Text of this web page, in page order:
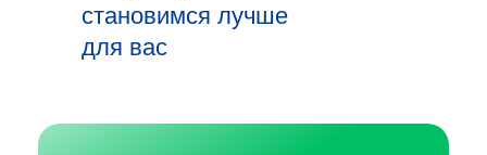
становимся лучше
для вас